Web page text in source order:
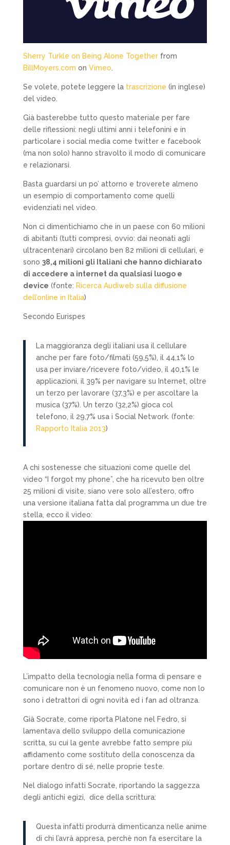
Sherry Turkle on Being Alone Togetherfrom
BillMoyers.com on Vimeo
Se volete, potete leggere latrascrizione (in inglese)
del video.
Già basterebbe tutto questo materiale per fare
delle riflessioni: negli ultimi anni i telefonini e in
particolare i social media come twitter e facebook
(ma non solo) hanno stravolto il modo di comunicare
e relazionarsi.
Basta guardarsi un po’ attorno e troverete almeno
un esempio di comportamento come quelli
evidenziati nel video.
Non ci dimentichiamo che in un paese con 60 milioni
di abitanti (tutti compresi, ovvio: dai neonati agli
ultracentenari) circolano ben 82 milioni di cellulari, e
sono 38,4 milioni gli Italiani che hanno dichiarato
di accedere a internet da qualsiasi luogo e
device (fonte: Ricerca Audiweb sulla diffusione
dell’online in Italia)
Secondo Eurispes
La maggioranza degli italiani usa il cellulare
anche per fare foto/filmati (59,5%), il 44,1% lo
usa per inviare/ricevere foto/video, il 40,1% le
applicazioni, il 39% per navigare su Internet, oltre
un terzo per lavorare (37,3%) e per ascoltare la
musica (37%). Un terzo (32,2%) gioca col
telefono, il 29,7% usa i Social Network. (fonte:
Rapporto Italia 2013)
A chi sostenesse che situazioni come quelle del
video “I forgot my phone”, che ha ricevuto ben oltre
25 milioni di visite, siano vere solo all’estero, offro
una versione italiana fatta dal programma un due tre
stella, ecco il video:
L’impatto della tecnologia nella forma di pensare e
comunicare non è un fenomeno nuovo, come non lo
sono i detrattori di ogni novità ed i fan ad oltranza.
Già Socrate, come riporta Platone nel Fedro, si
lamentava dello sviluppo della comunicazione
scritta, su cui la gente avrebbe fatto sempre più
affidamento come sostituto della conoscenza da
portare dentro di sé, nelle proprie teste.
Nel dialogo infatti Socrate, riportando la saggezza
degli antichi egizi, dice della scrittura:
Questa infatti produrrà dimenticanza nelle anime
di chi l’avrà appresa, perchè non fa esercitare la